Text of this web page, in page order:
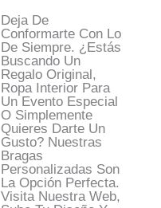
Deja De
Conformarte Con Lo
De Siempre. ¿Estás
Buscando Un
Regalo Original,
Ropa Interior Para
Un Evento Especial
O Simplemente
Quieres Darte Un
Gusto? Nuestras
Bragas
Personalizadas Son
La Opción Perfecta.
Visita Nuestra Web,